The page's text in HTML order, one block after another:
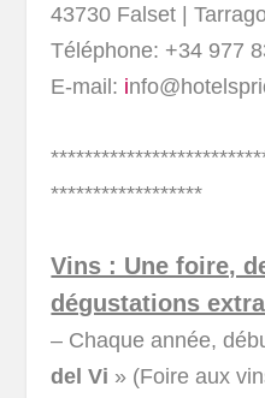
43730 Falset |
Téléphone: +34 977
E-mail: i
******************
Vins : Une foire,
dégustations
– Chaque année,
del Vi » (Foire aux